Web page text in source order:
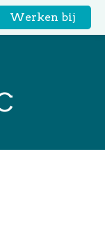
Werken bij